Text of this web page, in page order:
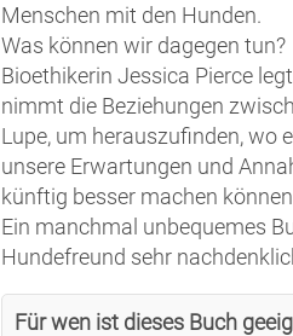
Menschen mit den Hunden.
Was können wir dagegen tun?
Bioethikerin Jessica Pierce
nimmt die Beziehungen
Lupe, um herauszufinden, wo
unsere Erwartungen und
künftig besser machen
Ein manchmal unbequemes
Hundefreund sehr
Für wen ist dieses Buch